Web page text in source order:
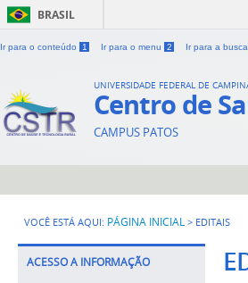
BRASIL
Ir para o conteúdo 1 Ir para o menu 2 Ir para a busca
UNIVERSIDADE FEDERAL DE
Centro de
CAMPUS PATOS
VOCÊ ESTÁ AQUI: PÁGINA INICIAL > EDITAIS
ACESSO A INFORMAÇÃO